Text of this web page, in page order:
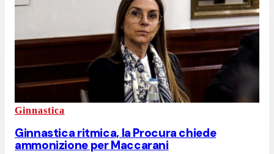
Ginnastica
Ginnastica ritmica, la Procura chiede
ammonizione per Maccarani